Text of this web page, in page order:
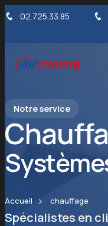
02.725.33.85
Notre service
Accueil chauffage
Spécialistes en